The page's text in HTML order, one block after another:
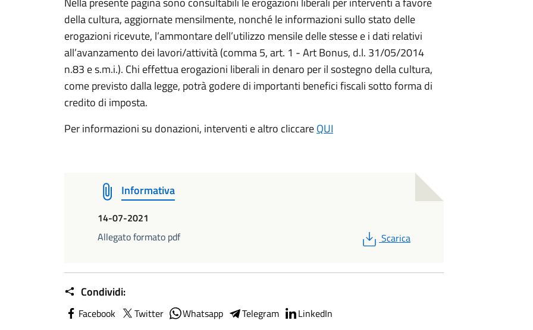
della cultura, aggiornate mensilmente, nonché le informazioni sullo stato delle
erogazioni ricevute, l’ammontare dell’utilizzo mensile delle stesse e i dati relativi
all’avanzamento dei lavori/attività (comma 5, art. 1 - Art Bonus, d.l. 31/05/2014
n.83 e s.m.i.). Chi effettua erogazioni liberali in denaro per il sostegno della cultura,
come previsto dalla legge, potrà godere di importanti benefici fiscali sotto forma di
credito di imposta.
Per informazioni su donazioni, interventi e altro cliccareQUI
Informativa
14-07-2021
Allegato formato pdf
PDF
Scarica
Condividi:
Facebook Twitter Whatsapp Telegram LinkedIn